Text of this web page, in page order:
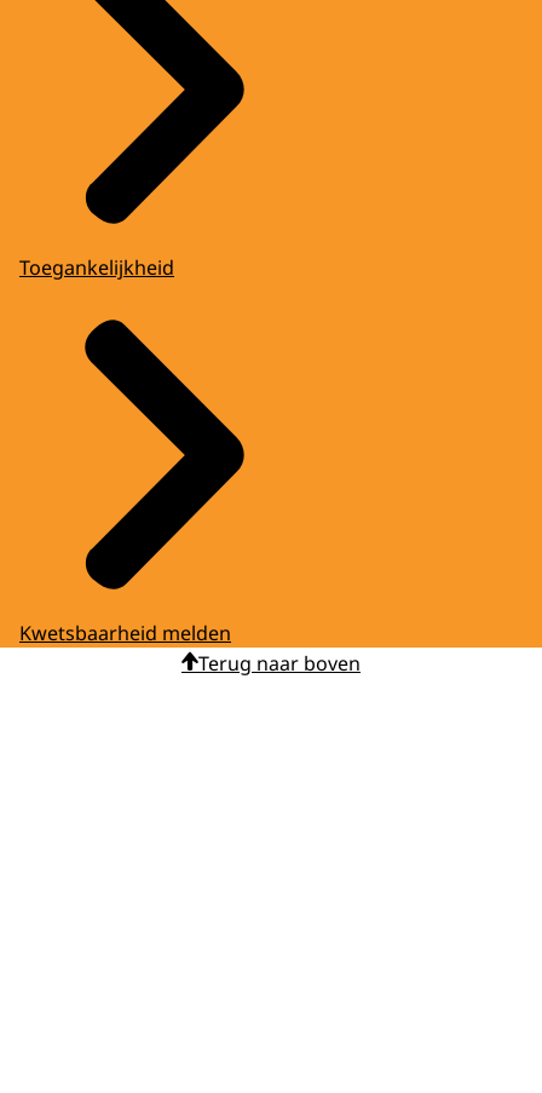
Toegankelijkheid
Kwetsbaarheid melden
Terug naar boven